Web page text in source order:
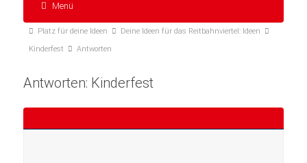
Menü
Forum-
Forum-
Breadcrumbs
Du
Platz für deine Ideen
Deine Ideen für das Reitbahnviertel: Ideen
Kinderfest
Antworten
Antworten: Kinderfest